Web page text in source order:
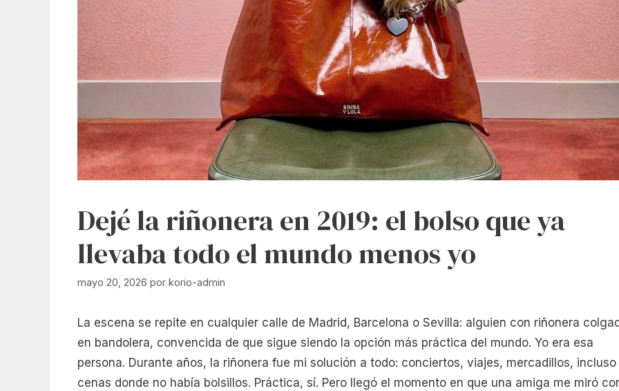
Dejé la riñonera en 2019: el bolso que ya
llevaba todo el mundo menos yo
mayo 20, 2026 por korio-admin
La escena se repite en cualquier calle de Madrid, Barcelona o Sevilla: alguien con riñonera
en bandolera, convencida de que sigue siendo la opción más práctica del mundo. Yo era esa
persona. Durante años, la riñonera fue mi solución a todo: conciertos, viajes, mercadillos, incluso
cenas donde no había bolsillos. Práctica, sí. Pero llegó el momento en que una amiga me miró